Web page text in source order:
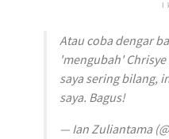
Atau coba dengar
'mengubah'
saya sering bilang,
saya. Bagus!
— Ian Zuliantama